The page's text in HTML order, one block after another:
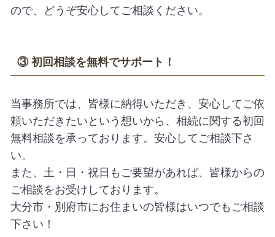
ので、どうぞ安心してご相談ください。
③ 初回相談を無料でサポート！
当事務所では、皆様に納得いただき、安心してご依
頼いただきたいという想いから、相続に関する初回
無料相談を承っております。安心してご相談下さ
い。
また、土・日・祝日もご要望があれば、皆様からの
ご相談をお受けしております。
大分市・別府市にお住まいの皆様はいつでもご相談
下さい！